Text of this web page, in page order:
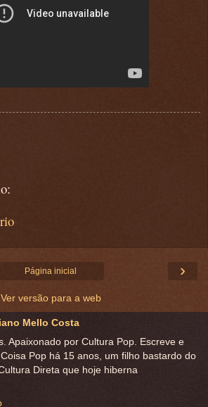
›
Página inicial
Ver versão para a web
Mello Costa
Apaixonado por Cultura Pop. Escreve e
Pop há 15 anos, um filho bastardo do
Direta que hoje hiberna